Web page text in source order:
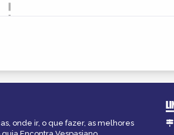
onde ir, o que fazer, as melhores